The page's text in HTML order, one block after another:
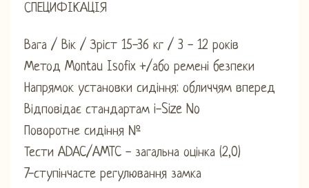
СПЕЦИФІКАЦІЯ
Вага / Вік / Зріст 15-36 кг / 3 - 12 років
Метод Montau Isofix +/або ремені безпеки
Напрямок установки сидіння: обличчям вперед
Відповідає стандартам i-Size No
Поворотне сидіння №
Тести ADAC/AMTC - загальна оцінка (2,0)
7-ступінчасте регулювання замка